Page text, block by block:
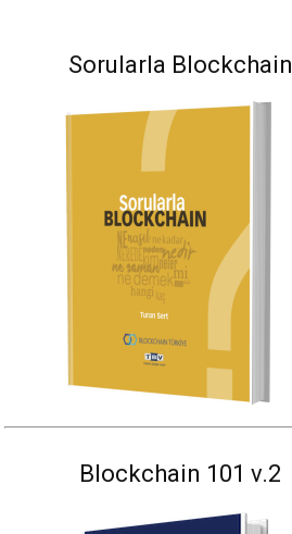
Sorularla Blockchain
Blockchain 101 v.2